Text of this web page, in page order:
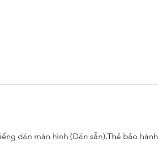
dán màn hình (Dán sẵn),Thẻ bảo hành